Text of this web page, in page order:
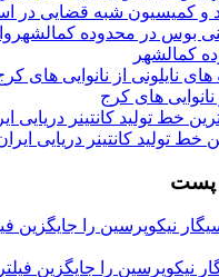
کمالشهر
نانوایی های کرج
خط تولید کانتینر دریایی
پست
نیکوپرسین را جایگزین